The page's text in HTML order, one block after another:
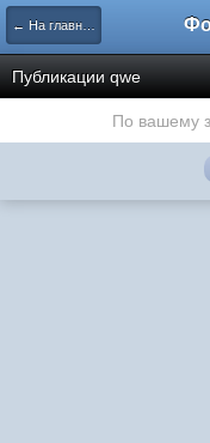
← На главную
Публикации qwe
По вашему